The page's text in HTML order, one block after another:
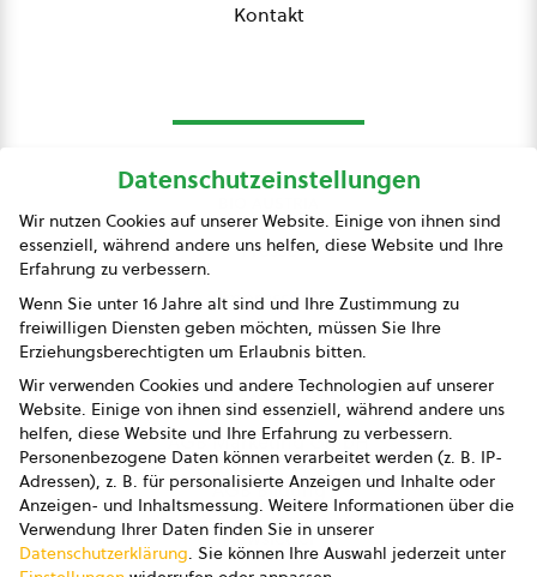
Kontakt
Presse
Impressum
Datenschutz
AGB
AGB Marketing GmbH
AGB Bildung
Newsletter
Datenschutzeinstellungen
Wir nutzen Cookies auf unserer Website. Einige von ihnen sind
essenziell, während andere uns helfen, diese Website und Ihre
Erfahrung zu verbessern.
Wenn Sie unter 16 Jahre alt sind und Ihre Zustimmung zu
freiwilligen Diensten geben möchten, müssen Sie Ihre
Erziehungsberechtigten um Erlaubnis bitten.
Wir verwenden Cookies und andere Technologien auf unserer
Website. Einige von ihnen sind essenziell, während andere uns
helfen, diese Website und Ihre Erfahrung zu verbessern.
Personenbezogene Daten können verarbeitet werden (z. B. IP-
Adressen), z. B. für personalisierte Anzeigen und Inhalte oder
Anzeigen- und Inhaltsmessung. Weitere Informationen über die
Verwendung Ihrer Daten finden Sie in unserer
Datenschutzerklärung. Sie können Ihre Auswahl jederzeit unter